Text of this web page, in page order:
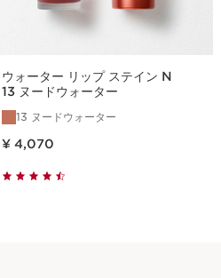
ウォーター リップ ステイン N
13 ヌードウォーター
13 ヌードウォーター
¥ 4,070
クイックビュー